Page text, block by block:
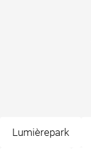
Lumièrepark